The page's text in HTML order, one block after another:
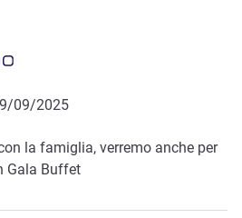
4.0/5
09/2025
la famiglia, verremo anche per
Gala Buffet